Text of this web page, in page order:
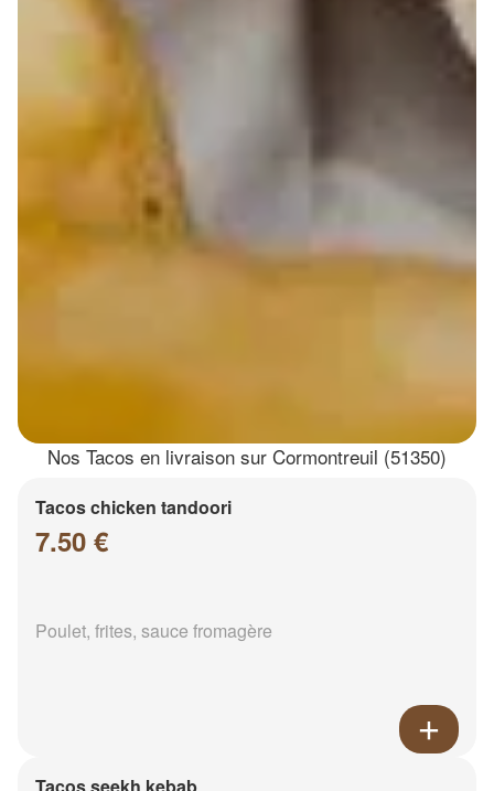
Nos Tacos en livraison sur Cormontreuil (51350)
Tacos chicken tandoori
7.50 €
Poulet, frites, sauce fromagère